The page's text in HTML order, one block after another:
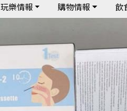
玩樂情報 購物情報 飲